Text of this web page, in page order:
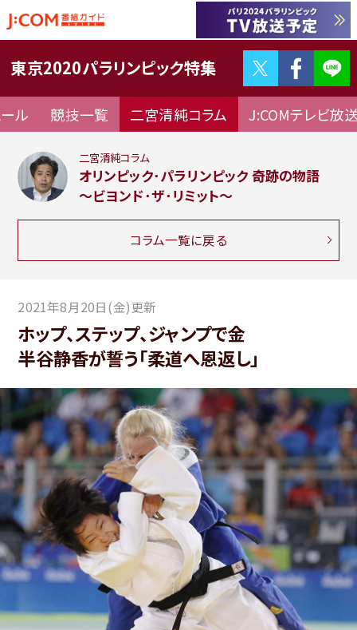
東京2020パラリンピック特集
ル 競技一覧 二宮清純コラム J:COMテレビ放
Twitter
二宮清純コラム
オリンピック･パラリンピック 奇跡の物語
～ビヨンド･ザ･リミット～
コラム一覧に戻る
2021年8月20日(金)更新
ホップ、ステップ、ジャンプで金
半谷静香が誓う「柔道へ恩返し」